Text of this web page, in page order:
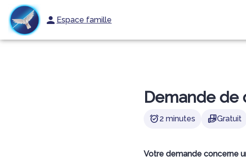
Aller
contenu
Espace famille
ORGANISER DES OBSÈQUESPRÉVOIR SES OBSÈQUES
Demande de
alarm_on2 minutes hand_packageGratuit
Votre demande concerne